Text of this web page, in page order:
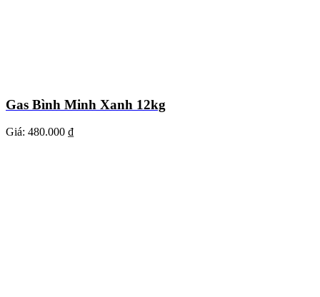
Gas Bình Minh Xanh 12kg
Giá: 480.000 ₫